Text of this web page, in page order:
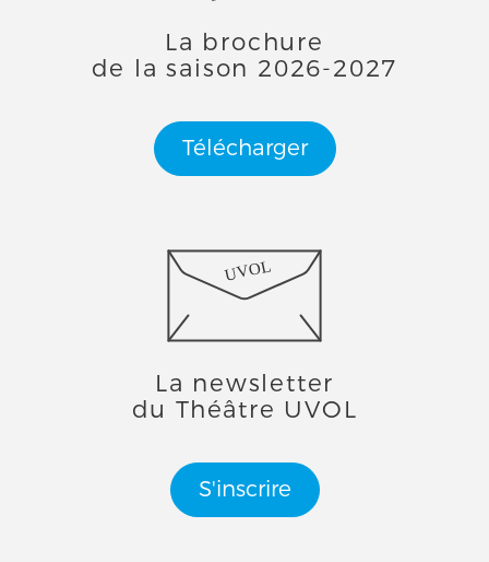
La brochure
de la saison 2026-2027
Télécharger
UVOL
La newsletter
du Théâtre UVOL
S'inscrire